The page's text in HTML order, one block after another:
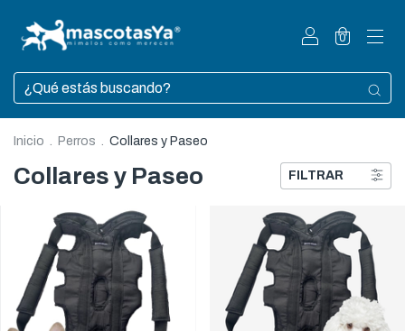
0
Inicio . Perros . Collares y Paseo
Collares y Paseo FILTRAR